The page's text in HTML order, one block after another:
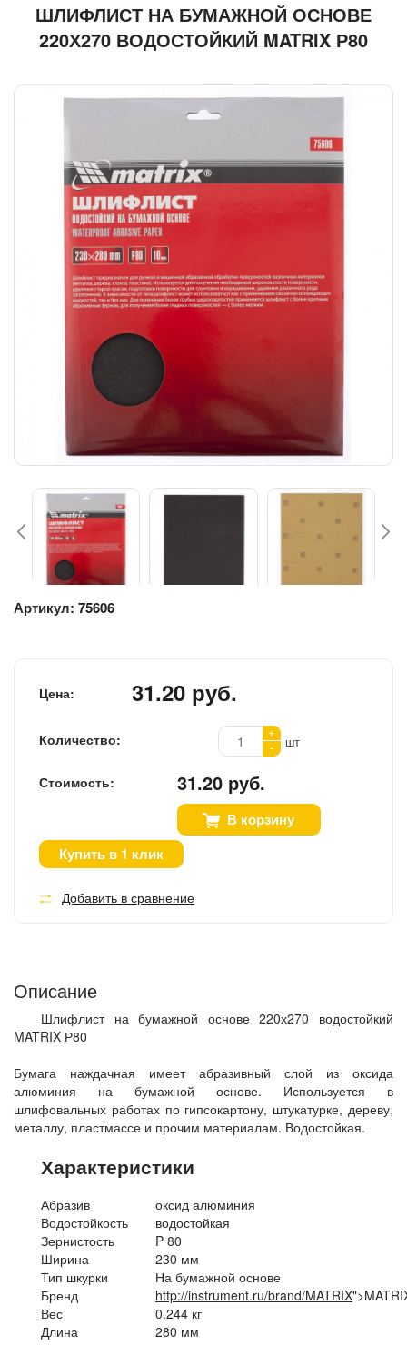
ШЛИФЛИСТ НА БУМАЖНОЙ ОСНОВЕ
220Х270 ВОДОСТОЙКИЙ MATRIX Р80
Артикул: 75606
Цена: 31.20 руб.
Количество:
+
-
шт
Стоимость: 31.20 руб.
В корзину
Купить в 1 клик
Добавить в сравнение
Описание
Шлифлист на бумажной основе 220х270 водостойкий
MATRIX Р80
Бумага наждачная имеет абразивный слой из оксида
алюминия на бумажной основе. Используется в
шлифовальных работах по гипсокартону, штукатурке, дереву,
металлу, пластмассе и прочим материалам. Водостойкая.
Характеристики
Абразив
оксид алюминия
Водостойкость
водостойкая
Зернистость
P 80
Ширина
230 мм
Тип шкурки
На бумажной основе
Бренд
http://instrument.ru/brand/MATRIX
Вес
0.244 кг
Длина
280 мм